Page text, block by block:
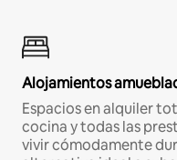
Alojamientos
Espacios en alquiler
cocina y todas las
vivir cómodamente